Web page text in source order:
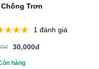
Trơn
1 đánh giá
30,000đ
hàng